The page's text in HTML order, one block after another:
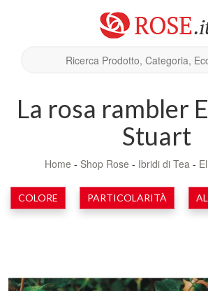
La rosa rambler
Stuart
Home - Shop Rose - Ibridi di Tea -
COLORE PARTICOLARITÀ